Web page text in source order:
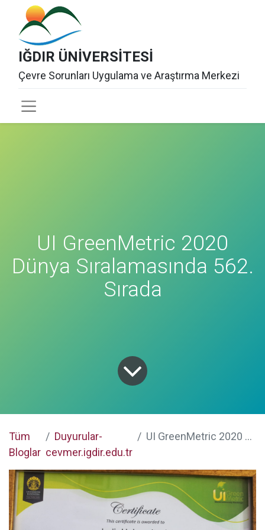
IĞDIR ÜNİVERSİTESİ
Çevre Sorunları Uygulama ve Araştırma Merkezi
UI GreenMetric 2020
Dünya Sıralamasında 562.
Sırada
Tüm
Bloglar
Duyurular-
cevmer.igdir.edu.tr
UI GreenMetric 2020 Dünya Sıralamasında 562. Sırada